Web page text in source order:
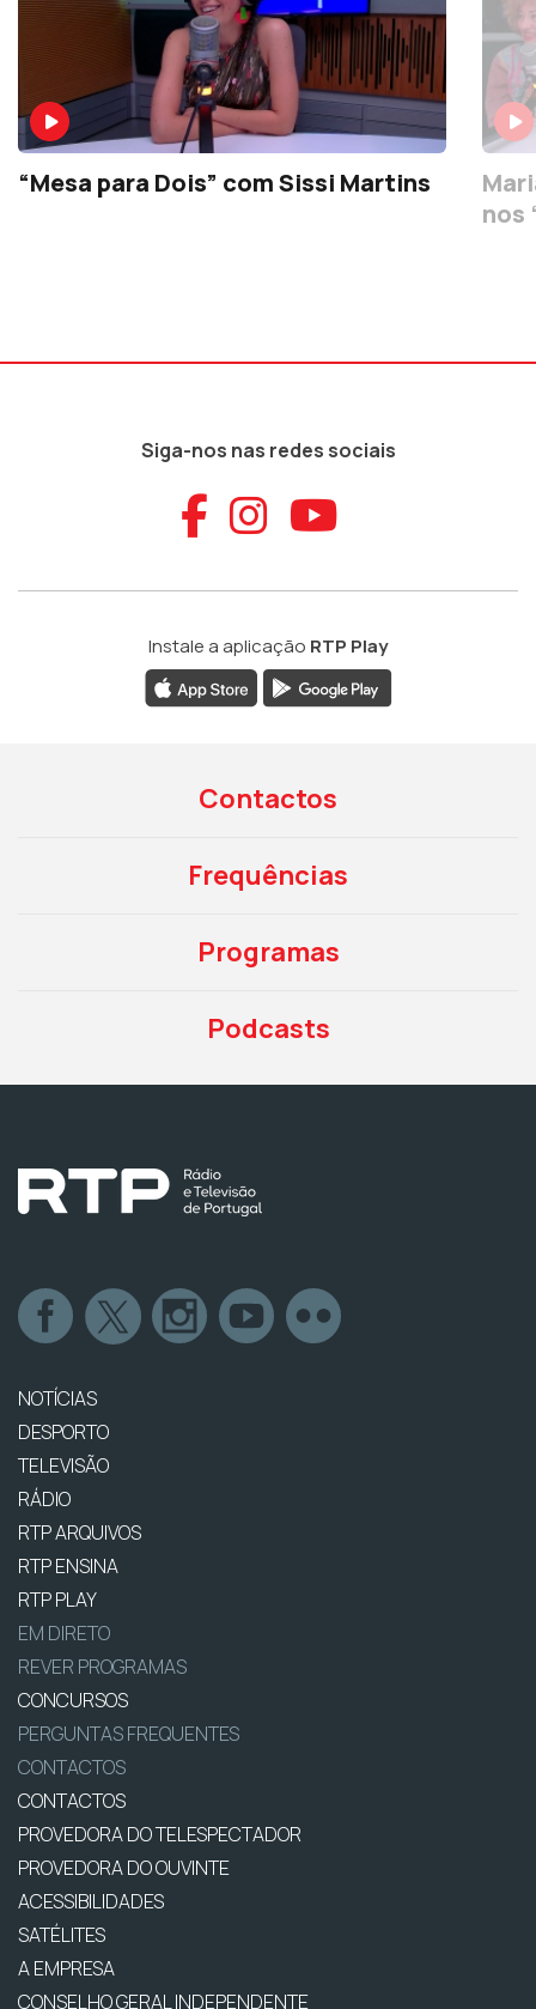
“Mesa para Dois” com Sissi Martins
nos
Siga-nos nas redes sociais
Aceder ao
Aceder ao
Aceder
Instale a aplicação RTP Play
Contactos
Frequências
Programas
Podcasts
NOTÍCIAS
DESPORTO
TELEVISÃO
RÁDIO
RTP ARQUIVOS
RTP ENSINA
RTP PLAY
EM DIRETO
REVER PROGRAMAS
CONCURSOS
PERGUNTAS FREQUENTES
CONTACTOS
CONTACTOS
PROVEDORA DO TELESPECTADOR
PROVEDORA DO OUVINTE
ACESSIBILIDADES
SATÉLITES
A EMPRESA
CONSELHO GERAL INDEPENDENTE